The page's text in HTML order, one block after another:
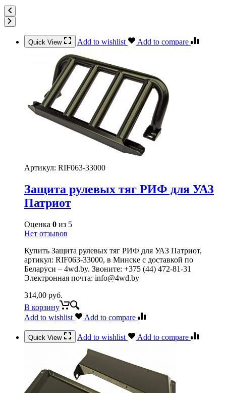
Quick View Add to wishlist Add to compare
Артикул: RIF063-33000
Защита рулевых тяг РИФ для УАЗ
Патриот
Оценка 0 из 5
Нет отзывов
Купить Защита рулевых тяг РИФ для УАЗ Патриот,
артикул: RIF063-33000, в Минске с доставкой по
Беларуси – 4wd.by. Звоните: +375 (44) 472-81-31
Электронная почта: info@4wd.by
314,00 руб.
В корзину
Add to wishlist
Add to compare
Quick View Add to wishlist Add to compare